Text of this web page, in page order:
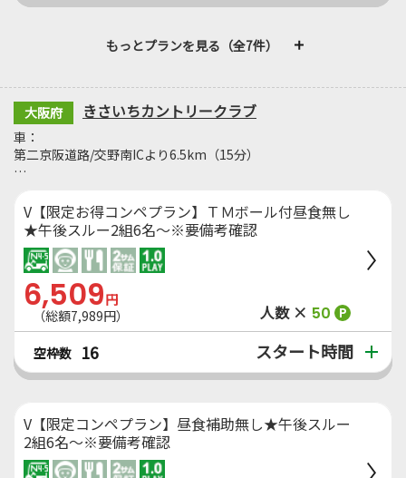
もっとプランを見る（全7件）
大阪府 きさいちカントリークラブ
車：
第二京阪道路/交野南ICより6.5km（15分）
…
V【限定お得コンペプラン】ＴＭボール付昼食無し
★午後スルー2組6名～※要備考確認
6,509円
（総額7,989円）
人数 × 50 P
空枠数 16 スタート時間
V【限定コンペプラン】昼食補助無し★午後スルー
2組6名～※要備考確認